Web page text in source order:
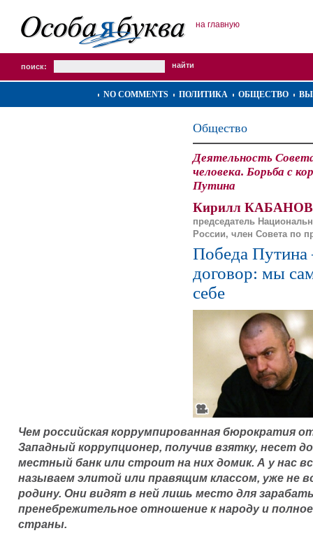
на главную
поиск:
NO COMMENTS ПОЛИТИКА ОБЩЕСТВО
Общество
Деятельность
человека. Борьба с
Путина
Кирилл
председатель
России, член Совета по
Победа
договор: мы
себе
Чем российская коррумпированная бюрократия
Западный коррупционер, получив взятку, несет
местный банк или строит на них домик. А у нас
называем элитой или правящим классом, уже не
родину. Они видят в ней лишь место для
пренебрежительное отношение к народу и
страны.